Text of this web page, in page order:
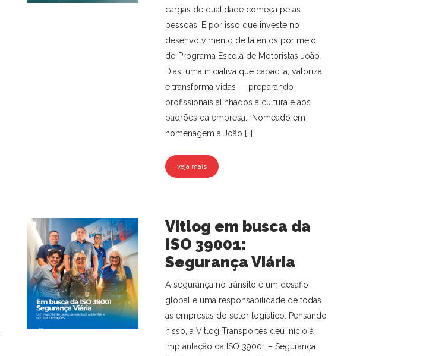
cargas de qualidade começa pelas
pessoas. É por isso que investe no
desenvolvimento de talentos por meio
do Programa Escola de Motoristas João
Dias, uma iniciativa que capacita, valoriza
e transforma vidas — preparando
profissionais alinhados à cultura e aos
padrões da empresa. Nomeado em
homenagem a João […]
veja mais
Vitlog em busca da
ISO 39001:
Segurança Viária
A segurança no trânsito é um desafio
global e uma responsabilidade de todas
as empresas do setor logístico. Pensando
nisso, a Vitlog Transportes deu início à
implantação da ISO 39001 – Segurança